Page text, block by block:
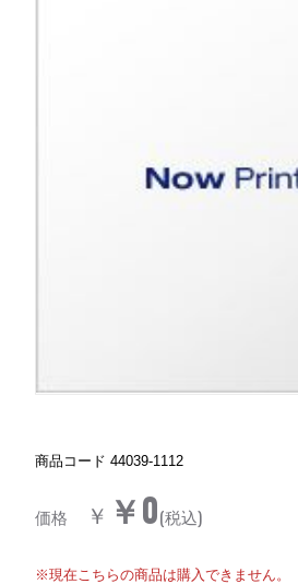
商品コード 44039-1112
価格 ￥ ￥0(税込)
※現在こちらの商品は購入できません。